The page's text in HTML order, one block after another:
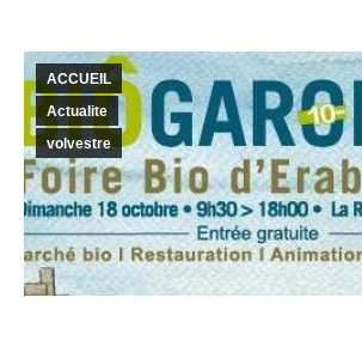
ACCUEIL
Actualite
volvestre